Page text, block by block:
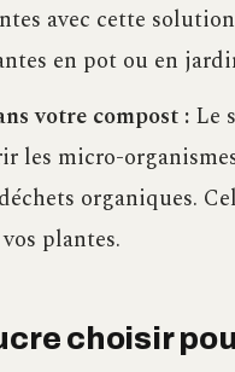
avec cette
en pot ou en
votre compost : Le
les micro-
organiques.
plantes.
choisir